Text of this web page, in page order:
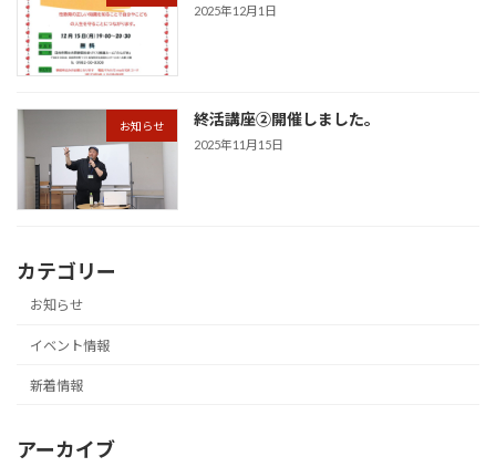
2025年12月1日
お知らせ 終活講座②開催しました。
2025年11月15日
カテゴリー
お知らせ
イベント情報
新着情報
アーカイブ